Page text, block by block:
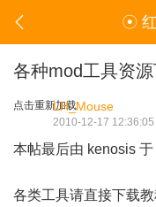
☉
各种mod工具资
点击重新加载LH_Mouse
2010-12-17 12:36:05
本帖最后由 kenosis
各类工具请直接下载